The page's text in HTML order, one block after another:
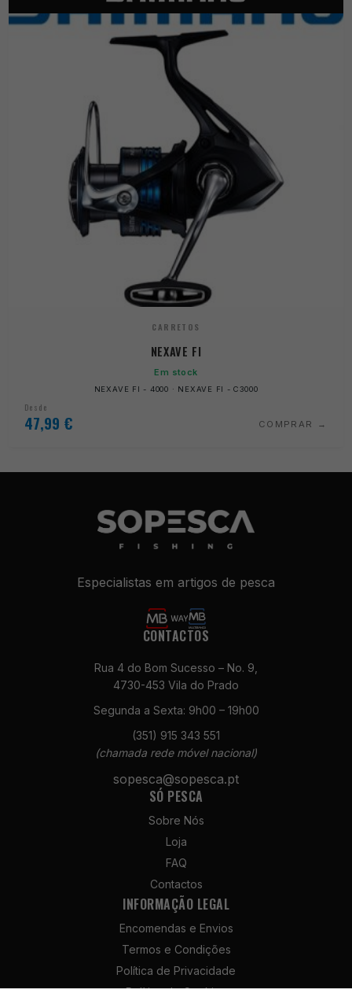
CARRETOS
NEXAVE FI
Em stock
NEXAVE FI - 4000 · NEXAVE FI - C3000
Desde
47,99 € COMPRAR
Especialistas em artigos de pesca
CONTACTOS
Rua 4 do Bom Sucesso – No. 9,
4730-453 Vila do Prado
Segunda a Sexta: 9h00 – 19h00
(351) 915 343 551
(chamada rede móvel nacional)
sopesca@sopesca.pt
SÓ PESCA
Sobre Nós
Loja
FAQ
Contactos
INFORMAÇÃO LEGAL
Encomendas e Envios
Termos e Condições
Política de Privacidade
Política de Cookies
Necessários
Estes cookies
necessários
Estatísticas
possamos
melhorar a
funcionalidade